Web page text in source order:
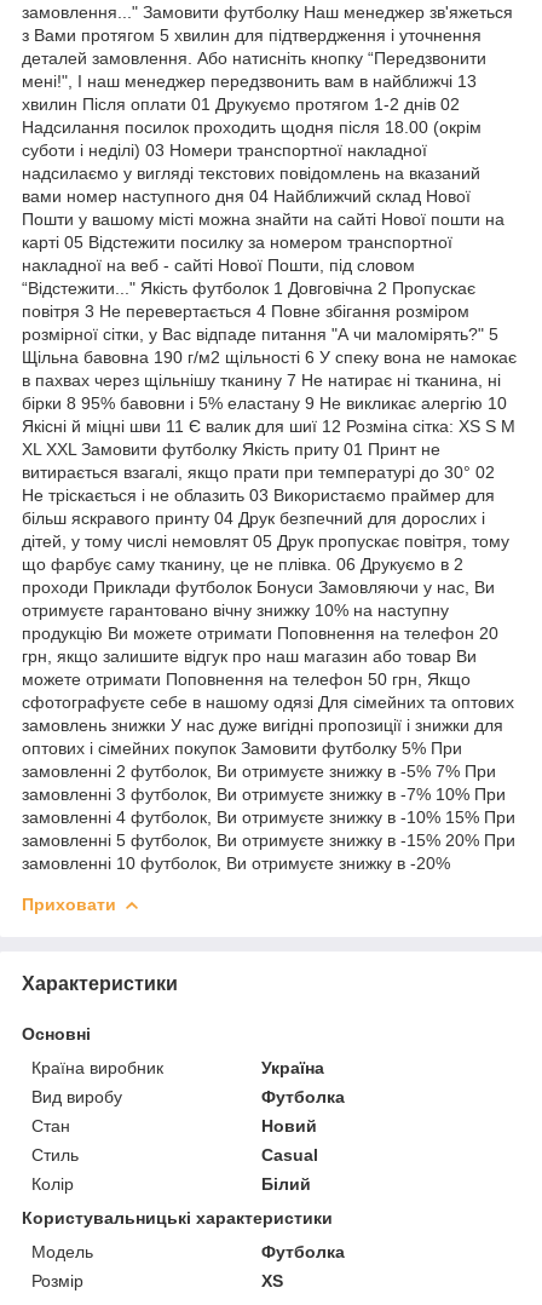
замовлення..." Замовити футболку Наш менеджер зв'яжеться
з Вами протягом 5 хвилин для підтвердження і уточнення
деталей замовлення. Або натисніть кнопку “Передзвонити
мені!", І наш менеджер передзвонить вам в найближчі 13
хвилин Після оплати 01 Друкуємо протягом 1-2 днів 02
Надсилання посилок проходить щодня після 18.00 (окрім
суботи і неділі) 03 Номери транспортної накладної
надсилаємо у вигляді текстових повідомлень на вказаний
вами номер наступного дня 04 Найближчий склад Нової
Пошти у вашому місті можна знайти на сайті Нової пошти на
карті 05 Відстежити посилку за номером транспортної
накладної на веб - сайті Нової Пошти, під словом
“Відстежити..." Якість футболок 1 Довговічна 2 Пропускає
повітря 3 Не перевертається 4 Повне збігання розміром
розмірної сітки, у Вас відпаде питання "А чи маломірять?" 5
Щільна бавовна 190 г/м2 щільності 6 У спеку вона не намокає
в пахвах через щільнішу тканину 7 Не натирає ні тканина, ні
бірки 8 95% бавовни і 5% еластану 9 Не викликає алергію 10
Якісні й міцні шви 11 Є валик для шиї 12 Розміна сітка: XS S M
XL XXL Замовити футболку Якість приту 01 Принт не
витирається взагалі, якщо прати при температурі до 30° 02
Не тріскається і не облазить 03 Використаємо праймер для
більш яскравого принту 04 Друк безпечний для дорослих і
дітей, у тому числі немовлят 05 Друк пропускає повітря, тому
що фарбує саму тканину, це не плівка. 06 Друкуємо в 2
проходи Приклади футболок Бонуси Замовляючи у нас, Ви
отримуєте гарантовано вічну знижку 10% на наступну
продукцію Ви можете отримати Поповнення на телефон 20
грн, якщо залишите відгук про наш магазин або товар Ви
можете отримати Поповнення на телефон 50 грн, Якщо
сфотографуєте себе в нашому одязі Для сімейних та оптових
замовлень знижки У нас дуже вигідні пропозиції і знижки для
оптових і сімейних покупок Замовити футболку 5% При
замовленні 2 футболок, Ви отримуєте знижку в -5% 7% При
замовленні 3 футболок, Ви отримуєте знижку в -7% 10% При
замовленні 4 футболок, Ви отримуєте знижку в -10% 15% При
замовленні 5 футболок, Ви отримуєте знижку в -15% 20% При
замовленні 10 футболок, Ви отримуєте знижку в -20%
Приховати
Характеристики
Основні
Країна виробник
Україна
Вид виробу
Футболка
Стан
Новий
Стиль
Casual
Колір
Білий
Користувальницькі характеристики
Мoдель
Футболка
Розмір
XS